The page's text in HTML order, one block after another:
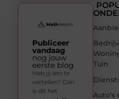
Tuin
Auto’s
Publiceer
vandaag
nog jouw
eerste blog
Heb jij iets te
vertellen? Dan
is dit het